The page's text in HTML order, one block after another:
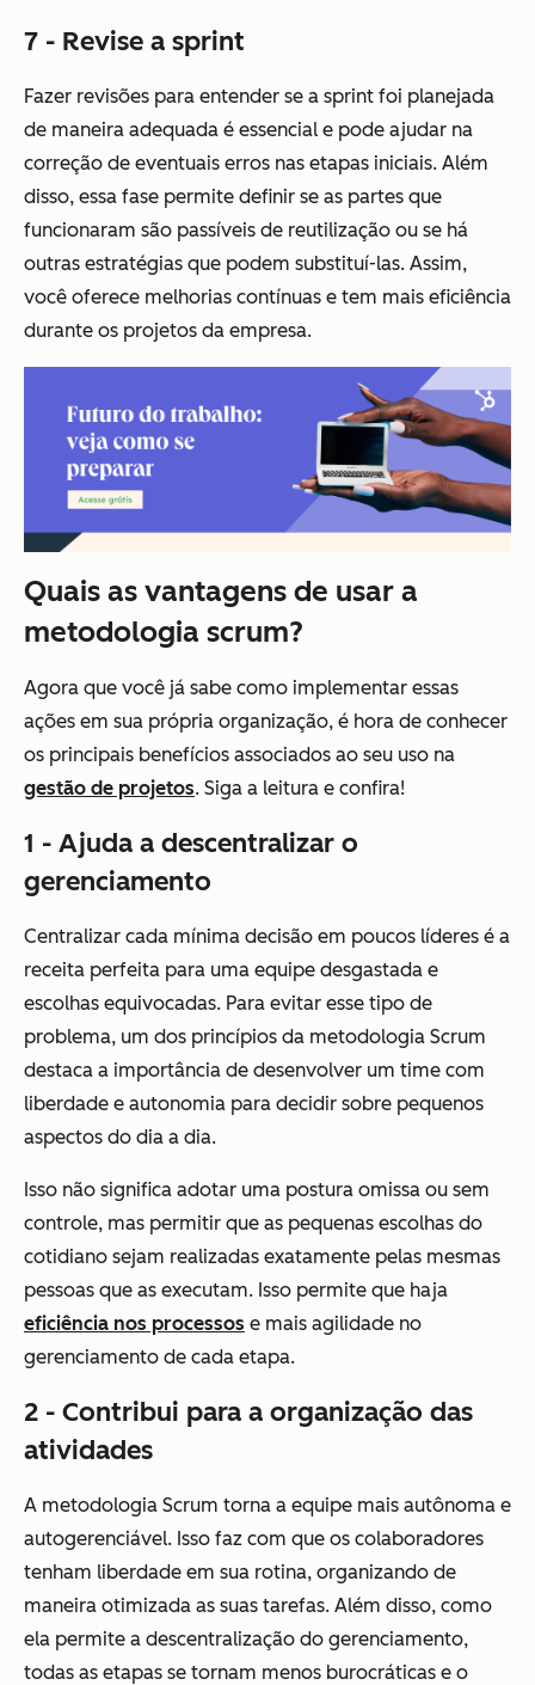
7 - Revise a sprint
Fazer revisões para entender se a sprint foi planejada
de maneira adequada é essencial e pode ajudar na
correção de eventuais erros nas etapas iniciais. Além
disso, essa fase permite definir se as partes que
funcionaram são passíveis de reutilização ou se há
outras estratégias que podem substituí-las. Assim,
você oferece melhorias contínuas e tem mais eficiência
durante os projetos da empresa.
Quais as vantagens de usar a
metodologia scrum?
Agora que você já sabe como implementar essas
ações em sua própria organização, é hora de conhecer
os principais benefícios associados ao seu uso na
gestão de projetos. Siga a leitura e confira!
1 - Ajuda a descentralizar o
gerenciamento
Centralizar cada mínima decisão em poucos líderes é a
receita perfeita para uma equipe desgastada e
escolhas equivocadas. Para evitar esse tipo de
problema, um dos princípios da metodologia Scrum
destaca a importância de desenvolver um time com
liberdade e autonomia para decidir sobre pequenos
aspectos do dia a dia.
Isso não significa adotar uma postura omissa ou sem
controle, mas permitir que as pequenas escolhas do
cotidiano sejam realizadas exatamente pelas mesmas
pessoas que as executam. Isso permite que haja
eficiência nos processos e mais agilidade no
gerenciamento de cada etapa.
2 - Contribui para a organização das
atividades
A metodologia Scrum torna a equipe mais autônoma e
autogerenciável. Isso faz com que os colaboradores
tenham liberdade em sua rotina, organizando de
maneira otimizada as suas tarefas. Além disso, como
ela permite a descentralização do gerenciamento,
todas as etapas se tornam menos burocráticas e o